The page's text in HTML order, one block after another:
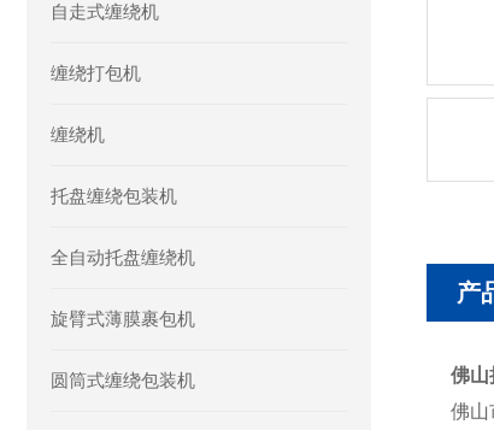
自走式缠绕机
缠绕打包机
缠绕机
托盘缠绕包装机
全自动托盘缠绕机
旋臂式薄膜裹包机
圆筒式缠绕包装机
产
佛山
佛山